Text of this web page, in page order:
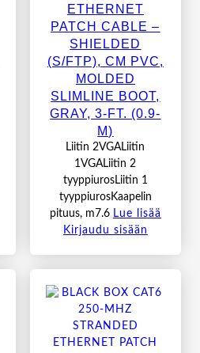
ETHERNET
PATCH CABLE –
SHIELDED
(S/FTP), CM PVC,
MOLDED
SLIMLINE BOOT,
GRAY, 3-FT. (0.9-
M)
Liitin 2VGALiitin
1VGALiitin 2
tyyppiurosLiitin 1
tyyppiurosKaapelin
pituus, m7.6 Lue lisää
Kirjaudu sisään